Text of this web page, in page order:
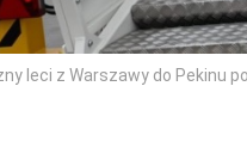
leci z Warszawy do Pekinu